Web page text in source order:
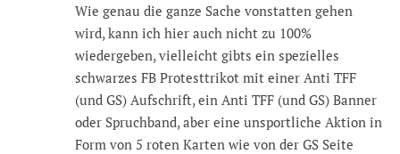
Wie genau die ganze Sache vonstatten gehen
wird, kann ich hier auch nicht zu 100%
wiedergeben, vielleicht gibts ein spezielles
schwarzes FB Protesttrikot mit einer Anti TFF
(und GS) Aufschrift, ein Anti TFF (und GS) Banner
oder Spruchband, aber eine unsportliche Aktion in
Form von 5 roten Karten wie von der GS Seite